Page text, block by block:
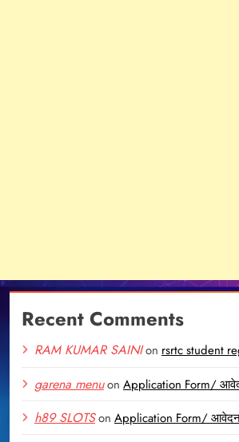
Recent Comments
RAM KUMAR SAINIon rsrtc student
garena menuon Application Form/
h89 SLOTSon Application Form/ आवेदन